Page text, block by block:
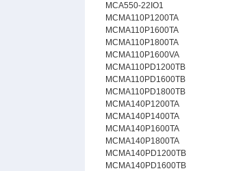
MCA550-22IO1
MCMA110P1200TA
MCMA110P1600TA
MCMA110P1800TA
MCMA110P1600VA
MCMA110PD1200TB
MCMA110PD1600TB
MCMA110PD1800TB
MCMA140P1200TA
MCMA140P1400TA
MCMA140P1600TA
MCMA140P1800TA
MCMA140PD1200TB
MCMA140PD1600TB